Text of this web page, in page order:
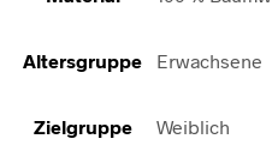
Altersgruppe Erwachsene
Zielgruppe Weiblich